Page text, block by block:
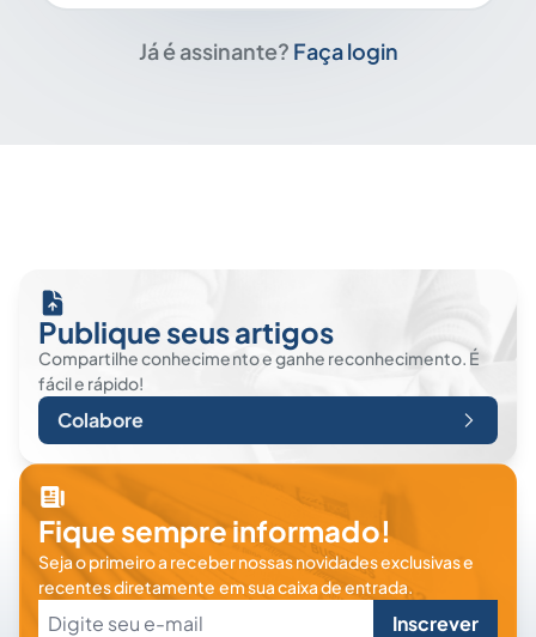
Já é assinante? Faça login
Publique seus artigos
Compartilhe conhecimento e ganhe reconhecimento. É
fácil e rápido!
Colabore
Fique sempre informado!
Seja o primeiro a receber nossas novidades exclusivas e
recentes diretamente em sua caixa de entrada.
Inscrever